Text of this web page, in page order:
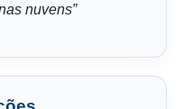
nuvens”